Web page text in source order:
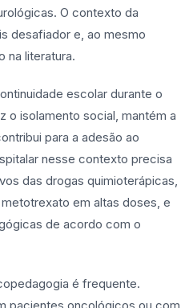
O contexto da
desafiador e, ao mesmo
na literatura.
escolar durante o
o isolamento social, mantém a
para a adesão ao
nesse contexto precisa
das drogas quimioterápicas,
em altas doses, e
de acordo com o
é frequente.